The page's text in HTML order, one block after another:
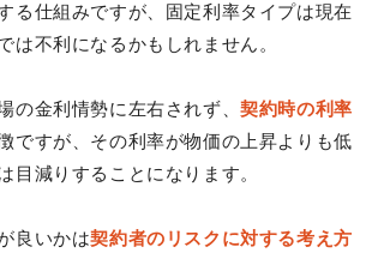
る仕組みですが、固定利率タイプは現在
は不利になるかもしれません。
の金利情勢に左右されず、契約時の利率
ですが、その利率が物価の上昇よりも低
目減りすることになります。
良いかは契約者のリスクに対する考え方